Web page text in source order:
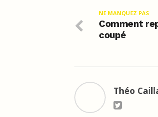
NE MANQUEZ PAS
Comment
coupé
Théo